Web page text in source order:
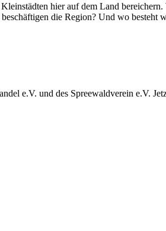
hier auf dem Land bereichern.
die Region? Und wo besteht
e.V. und des Spreewaldverein e.V.